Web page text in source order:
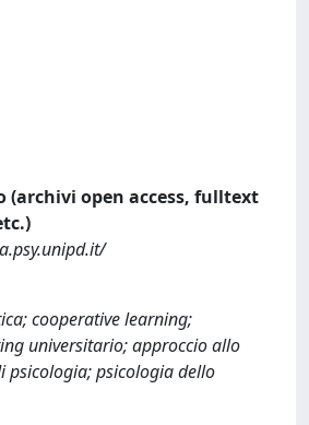
(archivi open access, fulltext
cooperative learning;
universitario; approccio allo
psicologia; psicologia dello